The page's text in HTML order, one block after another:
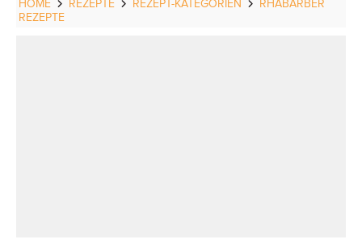
HOME REZEPTE REZEPT-KATEGORIEN
RHABARBER
REZEPTE